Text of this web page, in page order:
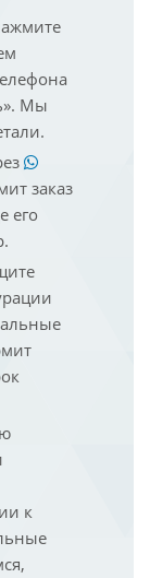
Мы
заказ
его
к